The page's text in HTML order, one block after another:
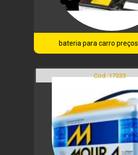
bateria para carro
Cod.:17333